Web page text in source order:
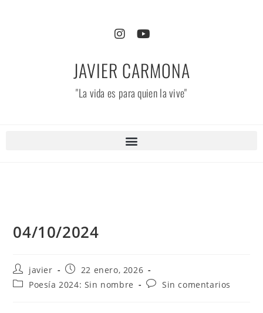
JAVIER CARMONA
"La vida es para quien la vive"
04/10/2024
javier
22 enero, 2026
Poesía 2024: Sin nombre
Sin comentarios